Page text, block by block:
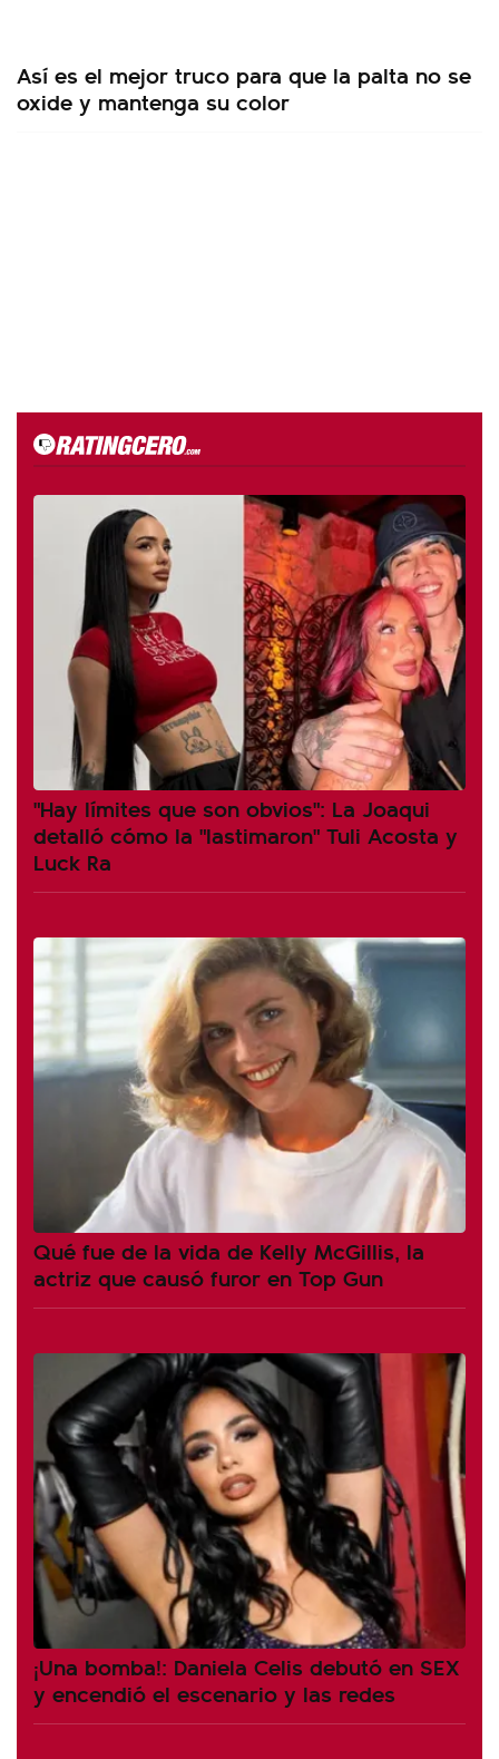
Así es el mejor truco para que la palta no se
oxide y mantenga su color
"Hay límites que son obvios": La Joaqui
detalló cómo la "lastimaron" Tuli Acosta y
Luck Ra
Qué fue de la vida de Kelly McGillis, la
actriz que causó furor en Top Gun
¡Una bomba!: Daniela Celis debutó en SEX
y encendió el escenario y las redes